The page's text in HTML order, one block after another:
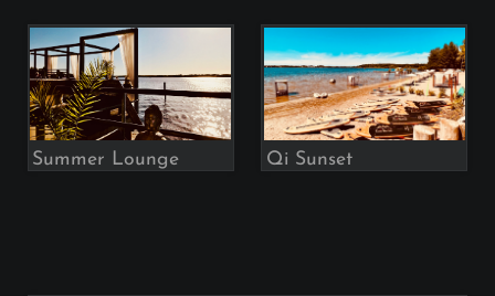
Summer Lounge Qi Sunset